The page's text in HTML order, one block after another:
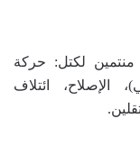
العامة بحضور 116 نائبا منتمين لكتل: حركة
الإصلاح، ائتلاف